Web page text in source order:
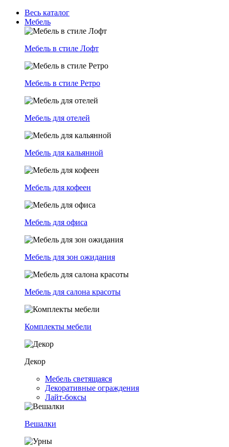
Весь каталог
Мебель
Мебель в стиле Лофт
Мебель в стиле Ретро
Мебель для отелей
Мебель для кальянной
Мебель для кофеен
Мебель для офиса
Мебель для зон ожидания
Мебель для салона красоты
Комплекты мебели
Декор
Мебель светящаяся
Декоративные ограждения
Лайт-боксы
Вешалки